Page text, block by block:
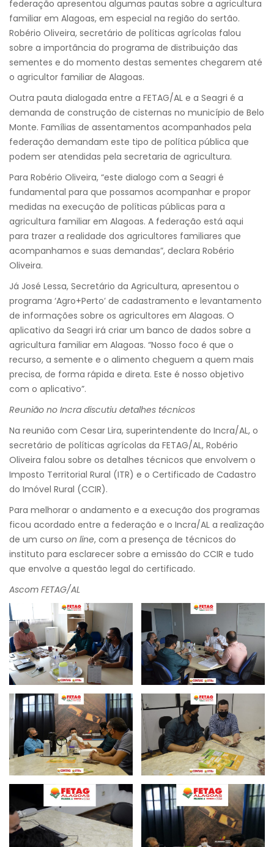
federação apresentou algumas pautas sobre a agricultura
familiar em Alagoas, em especial na região do sertão.
Robério Oliveira, secretário de políticas agrícolas falou
sobre a importância do programa de distribuição das
sementes e do momento destas sementes chegarem até
o agricultor familiar de Alagoas.
Outra pauta dialogada entre a FETAG/AL e a Seagri é a
demanda de construção de cisternas no município de Belo
Monte. Famílias de assentamentos acompanhados pela
federação demandam este tipo de política pública que
podem ser atendidas pela secretaria de agricultura.
Para Robério Oliveira, “este dialogo com a Seagri é
fundamental para que possamos acompanhar e propor
medidas na execução de políticas públicas para a
agricultura familiar em Alagoas. A federação está aqui
para trazer a realidade dos agricultores familiares que
acompanhamos e suas demandas”, declara Robério
Oliveira.
Já José Lessa, Secretário da Agricultura, apresentou o
programa ‘Agro+Perto’ de cadastramento e levantamento
de informações sobre os agricultores em Alagoas. O
aplicativo da Seagri irá criar um banco de dados sobre a
agricultura familiar em Alagoas. “Nosso foco é que o
recurso, a semente e o alimento cheguem a quem mais
precisa, de forma rápida e direta. Este é nosso objetivo
com o aplicativo”.
Reunião no Incra discutiu detalhes técnicos
Na reunião com Cesar Lira, superintendente do Incra/AL, o
secretário de políticas agrícolas da FETAG/AL, Robério
Oliveira falou sobre os detalhes técnicos que envolvem o
Imposto Territorial Rural (ITR) e o Certificado de Cadastro
do Imóvel Rural (CCIR).
Para melhorar o andamento e a execução dos programas
ficou acordado entre a federação e o Incra/AL a realização
de um curso on line, com a presença de técnicos do
instituto para esclarecer sobre a emissão do CCIR e tudo
que envolve a questão legal do certificado.
Ascom FETAG/AL